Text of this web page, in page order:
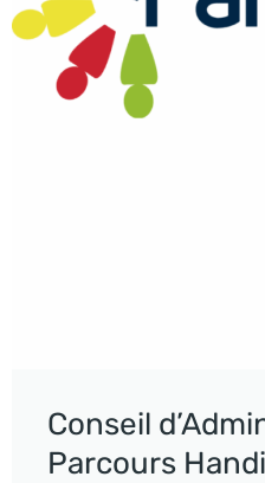
Conseil
Parcours